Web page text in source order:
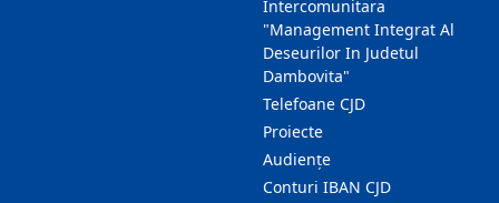
Intercomunitara
"Management Integrat Al
Deseurilor In Judetul
Dambovita"
Telefoane CJD
Proiecte
Audienţe
Conturi IBAN CJD